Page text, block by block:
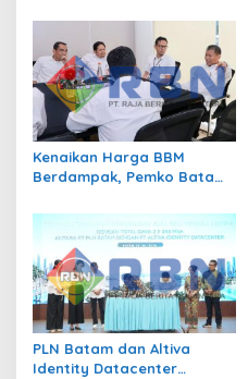
Kenaikan Harga BBM
Berdampak, Pemko Batam
Kolaborasi TPID
PLN Batam dan Altiva
Identity Datacenter